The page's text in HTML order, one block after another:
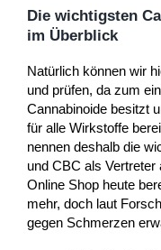
Die wichtigsten
im Überblick
Natürlich können wir
und prüfen, da zum
Cannabinoide besitzt
für alle Wirkstoffe
nennen deshalb die
und CBC als
Online Shop heute
mehr, doch laut
gegen Schmerzen